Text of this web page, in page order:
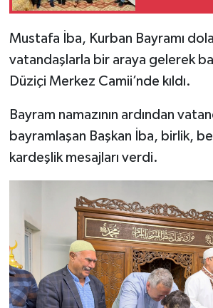
Mustafa İba, Kurban Bayramı
vatandaşlarla bir araya gelerek
Düziçi Merkez Camii’nde kıldı.
Bayram namazının ardından
bayramlaşan Başkan İba, birlik,
kardeşlik mesajları verdi.